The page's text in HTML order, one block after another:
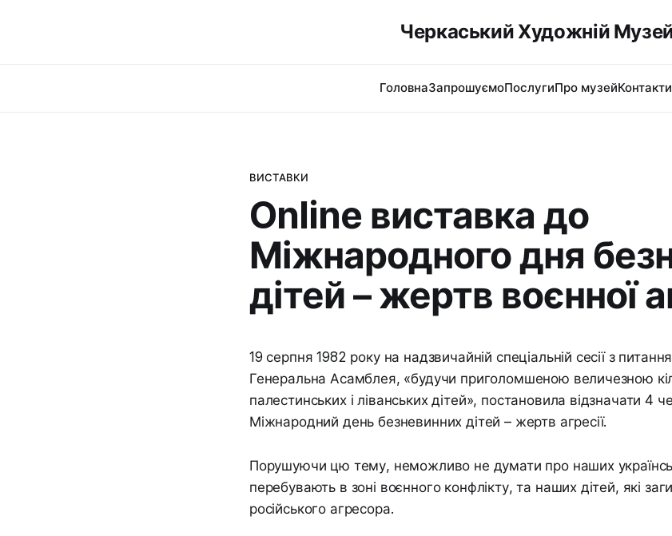
Черкаський Художній
ГоловнаЗапрошуємоПослугиПро музейКонтакти
ВИСТАВКИ
Online виставка до
Міжнародного дня
дітей – жертв воєнної
19 серпня 1982 року на надзвичайній спеціальній сесії з
Генеральна Асамблея, «будучи приголомшеною величезною
палестинських і ліванських дітей», постановила відзначати 4
Міжнародний день безневинних дітей – жертв агресії.
Порушуючи цю тему, неможливо не думати про наших
перебувають в зоні воєнного конфлікту, та наших дітей, які
російського агресора.